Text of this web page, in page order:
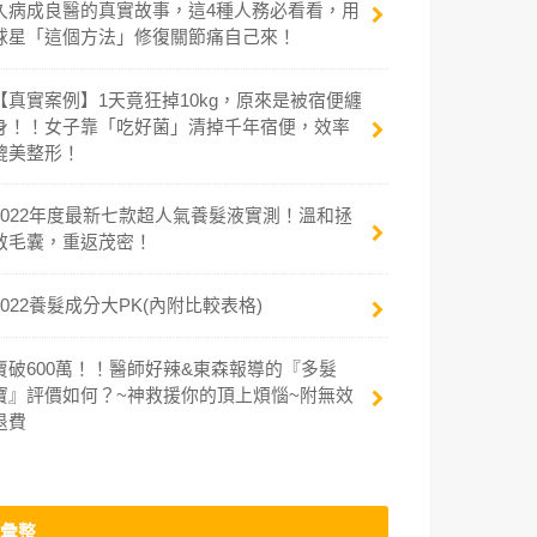
病成良醫的真實故事，這4種人務必看看，用
星「這個方法」修復關節痛自己來！
真實案例】1天竟狂掉10kg，原來是被宿便纏
！！女子靠「吃好菌」清掉千年宿便，效率
美整形！
年度最新七款超人氣養髮液實測！溫和拯
毛囊，重返茂密！
養髮成分大PK(內附比較表格)
破600萬！！醫師好辣&東森報導的『多髮
』評價如何？~神救援你的頂上煩惱~附無效
費
彙整